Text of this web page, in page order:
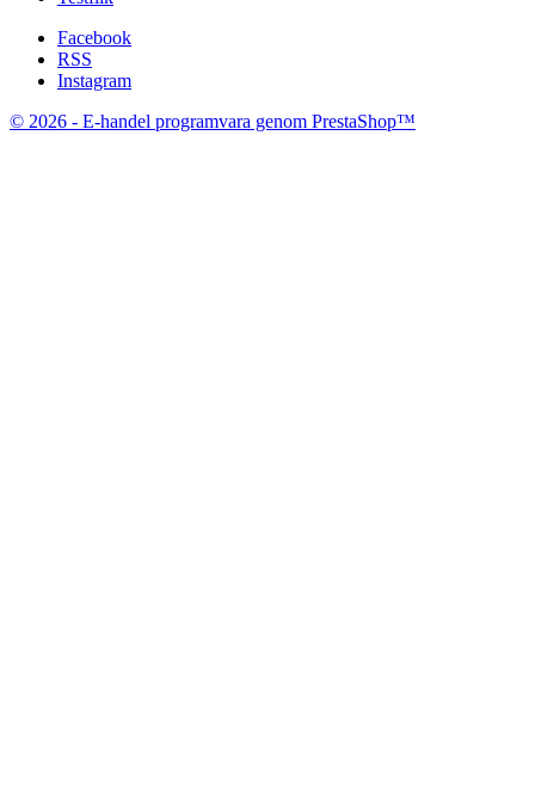
Facebook
RSS
Instagram
© 2026 - E-handel programvara genom PrestaShop™